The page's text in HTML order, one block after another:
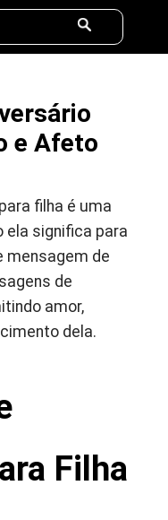
e Afeto
filha é uma
ela significa para
mensagem de
de
amor,
dela.
Filha